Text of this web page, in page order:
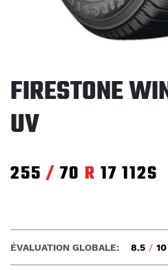
FIRESTONE
UV
255 / 70 R 17 112S
ÉVALUATION GLOBALE: 8.5 / 10